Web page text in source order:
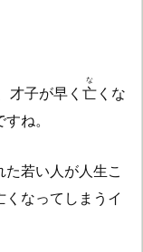
才子が早く 亡
な
くな
ね。
た若い人が人生こ
なってしまうイ